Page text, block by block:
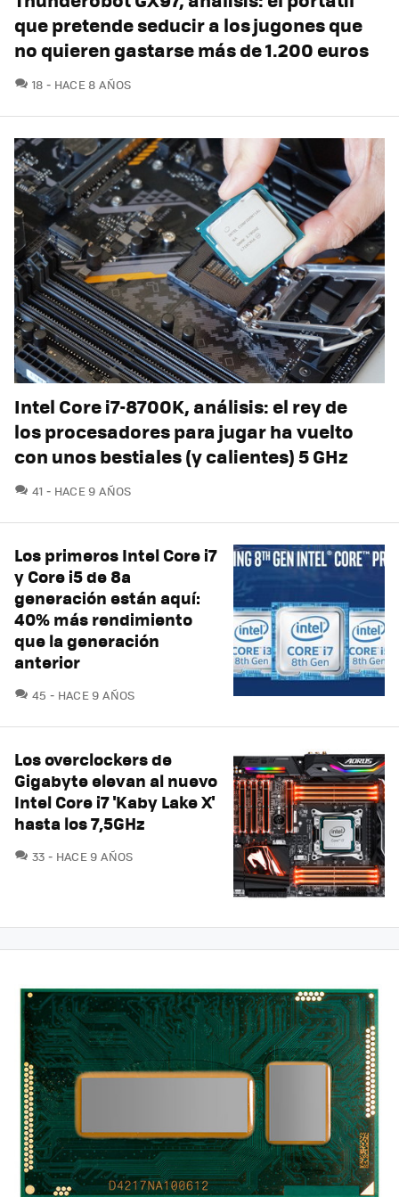
que pretende seducir a los jugones que
no quieren gastarse más de 1.200 euros
18 COMENTARIOS
HACE 8 AÑOS
Intel Core i7-8700K, análisis: el rey de
los procesadores para jugar ha vuelto
con unos bestiales (y calientes) 5 GHz
41 COMENTARIOS
HACE 9 AÑOS
Los primeros Intel Core i7
y Core i5 de 8a
generación están aquí:
40% más rendimiento
que la generación
anterior
45 COMENTARIOS
HACE 9 AÑOS
Los overclockers de
Gigabyte elevan al nuevo
Intel Core i7 'Kaby Lake X'
hasta los 7,5GHz
33 COMENTARIOS
HACE 9 AÑOS